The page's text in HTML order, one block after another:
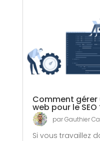
Comment
web pour le SEO
parGauthier
Si vous travaillez